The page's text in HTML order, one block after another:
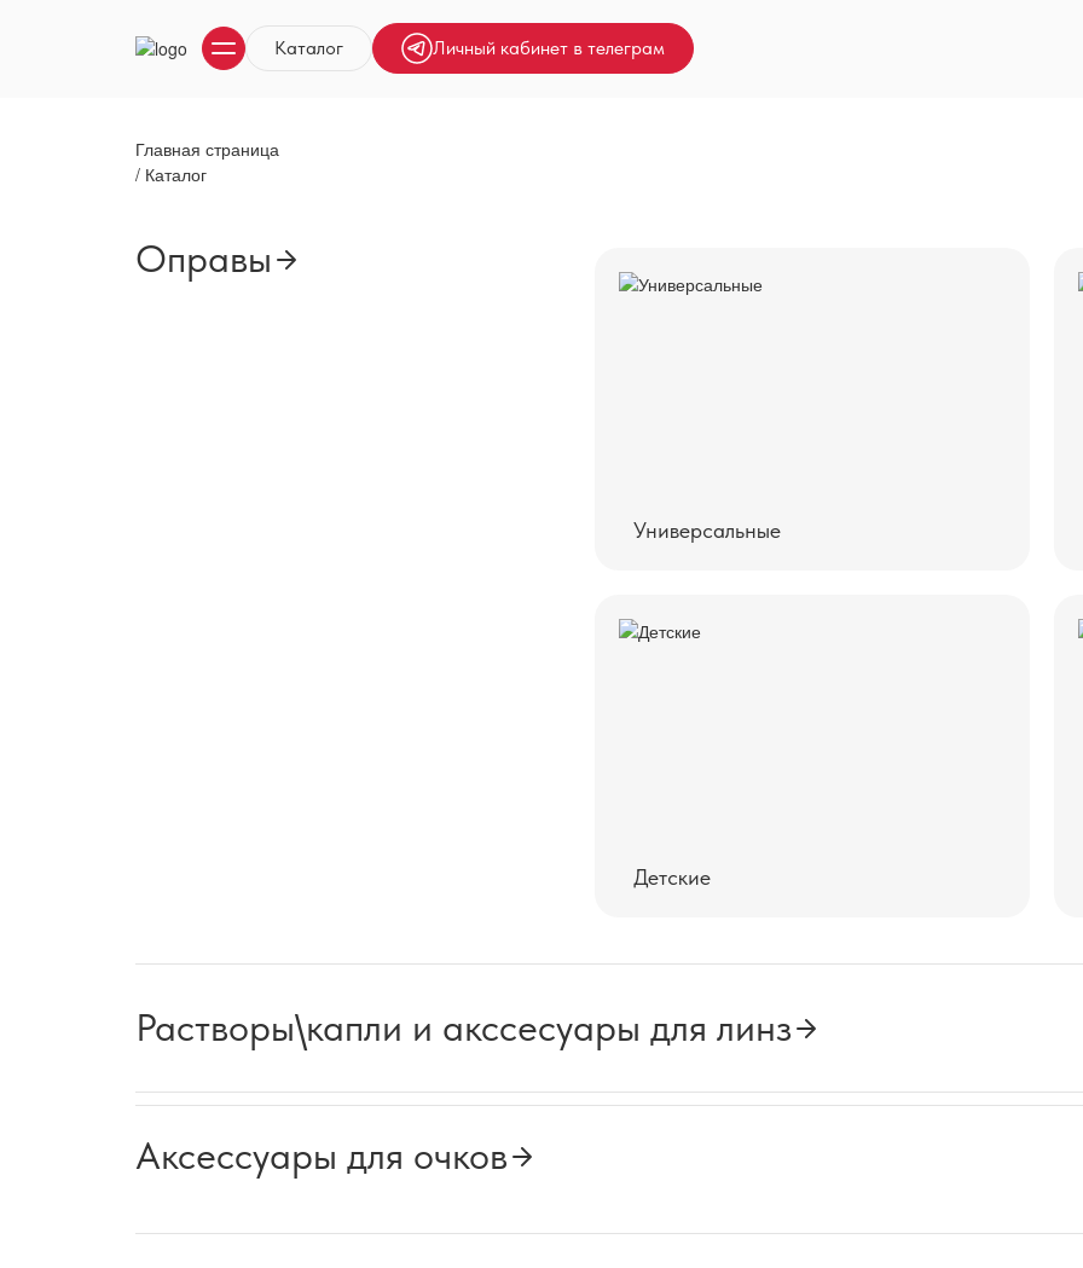
Каталог Личный кабинет в телеграм
Главная страница
/ Каталог
Оправы
Универсальные
Детские
Растворы\капли и акссесуары для линз
Аксессуары для очков